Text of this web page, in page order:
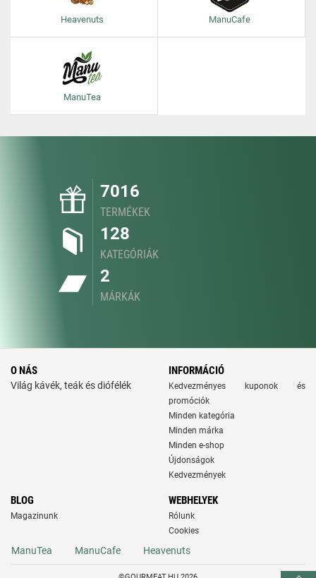
Heavenuts ManuCafe
ManuTea
7016
TERMÉKEK
128
KATEGÓRIÁK
2
MÁRKÁK
O NÁS
Világ kávék, teák és diófélék
INFORMÁCIÓ
Kedvezményes kuponok és
promóciók
Minden kategória
Minden márka
Minden e-shop
Újdonságok
Kedvezmények
BLOG
Magazinunk
WEBHELYEK
Rólunk
Cookies
ManuTea ManuCafe Heavenuts